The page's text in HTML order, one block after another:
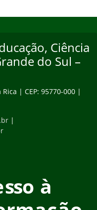
Ciência
do Sul –
| CEP: 95770-000 |
|